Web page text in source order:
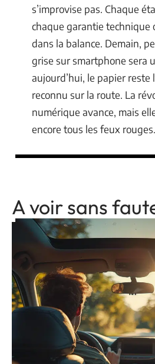
s’improvise pas. Chaque
chaque garantie technique
dans la balance. Demain,
grise sur smartphone sera
aujourd’hui, le papier reste
reconnu sur la route. La
numérique avance, mais
encore tous les feux rouges.
A voir sans